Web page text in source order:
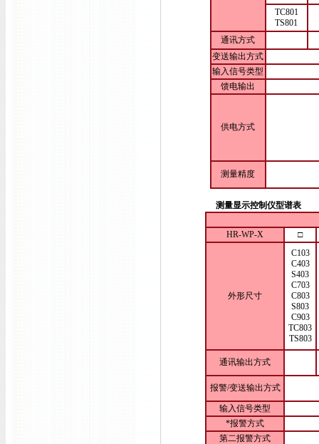
TC801
TS801
通讯方式
变送输出方式
输入信号类型
馈电输出
供电方式
测量精度
测量显示控制仪型谱表
HR-WP-X □
外形尺寸
C103
C403
S403
C703
C803
S803
C903
TC803
TS803
通讯输出方式
报警/变送输出方式
输入信号类型
*报警方式
第二报警方式